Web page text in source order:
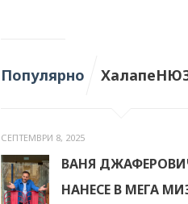
Популярно
СЕПТЕМВРИ 8, 2025
ВАНЯ
НАНЕСЕ В МЕГА